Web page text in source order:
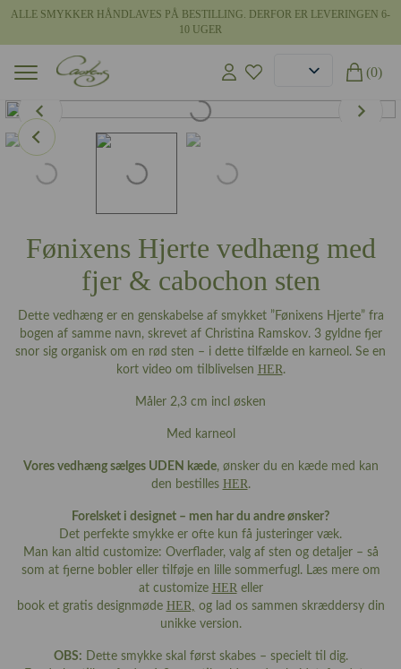
ALLE SMYKKER HÅNDLAVES PÅ BESTILLING. DERFOR ER LEVERINGEN 6-
10 UGER
(0)
Fønixens Hjerte vedhæng med
fjer & cabochon sten
Dette vedhæng er en genskabelse af smykket ”Fønixens Hjerte” fra
bogen af samme navn, skrevet af Christina Ramskov. 3 gyldne fjer
snor sig organisk om en rød sten – i dette tilfælde en karneol. Se en
kort video om tilblivelsen HER.
Måler 2,3 cm incl øsken
Med karneol
Vores vedhæng sælges UDEN kæde, ønsker du en kæde med kan
den bestilles HER.
Forelsket i designet – men har du andre ønsker?
Det perfekte smykke er ofte kun få justeringer væk.
Man kan altid customize: Overflader, valg af sten og detaljer – så
som at fjerne bobler eller tilføje en lille sommerfugl. Læs mere om
at customize HEReller
book et gratis designmøde HER, og lad os sammen skræddersy din
unikke version.
OBS: Dette smykke skal først skabes – specielt til dig.